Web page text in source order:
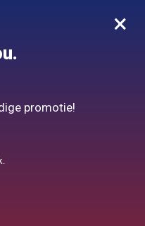
0
met DJINN-code10
×
promotie!